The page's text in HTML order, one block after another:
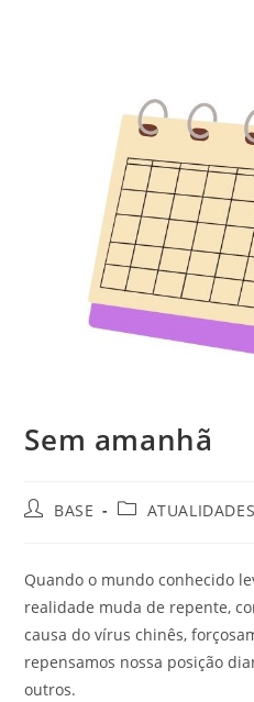
Sem amanhã
BASE ATUALIDADES
Quando o mundo conhecido
realidade muda de repente,
causa do vírus chinês,
repensamos nossa posição
outros.